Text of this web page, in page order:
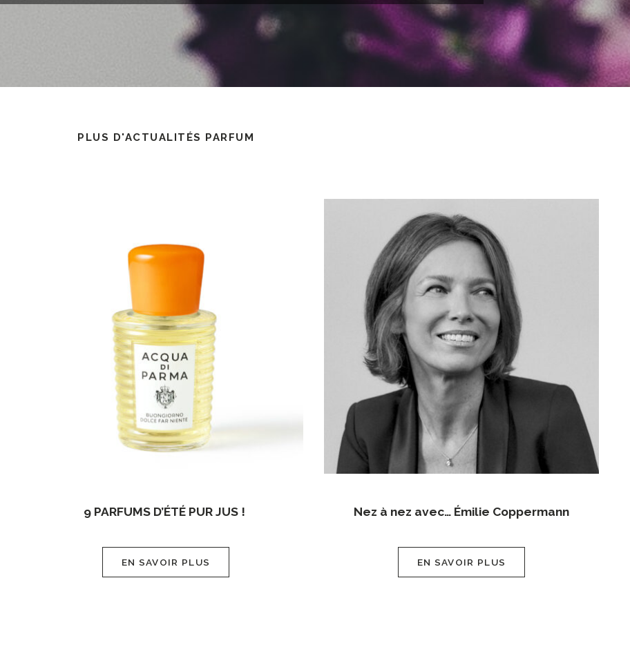
PLUS D'ACTUALITÉS PARFUM
9 PARFUMS D’ÉTÉ PUR JUS !
EN SAVOIR PLUS
Nez à nez avec… Émilie Coppermann
EN SAVOIR PLUS